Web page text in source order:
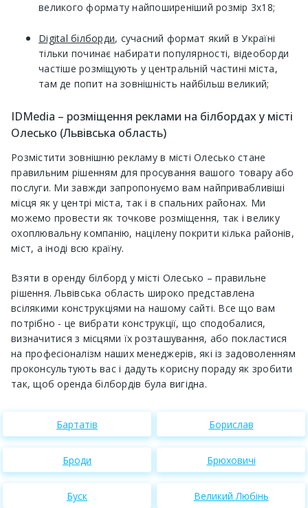
великого формату найпоширеніший розмір 3х18;
Digital білборди, сучасний формат який в Україні
тільки починає набирати популярності, відеоборди
частіше розміщують у центральній частині міста,
там де попит на зовнішність найбільш великий;
IDMedia – розміщення реклами на білбордах у місті
Олесько (Львівська область)
Розмістити зовнішню рекламу в місті Олесько стане
правильним рішенням для просування вашого товару або
послуги. Ми завжди запропонуємо вам найпривабливіші
місця як у центрі міста, так і в спальних районах. Ми
можемо провести як точкове розміщення, так і велику
охоплювальну компанію, націлену покрити кілька районів,
міст, а іноді всю країну.
Взяти в оренду білборд у місті Олесько – правильне
рішення. Львівська область широко представлена ​​
всілякими конструкціями на нашому сайті. Все що вам
потрібно - це вибрати конструкції, що сподобалися,
визначитися з місцями їх розташування, або покластися
на професіоналізм наших менеджерів, які із задоволенням
проконсультують вас і дадуть корисну пораду як зробити
так, щоб оренда білбордів була вигідна.
Бартатів Борислав
Броди Брюховичі
Буск Великий Любінь